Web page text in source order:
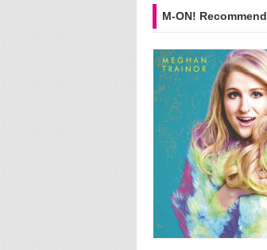
M-ON! Recommend